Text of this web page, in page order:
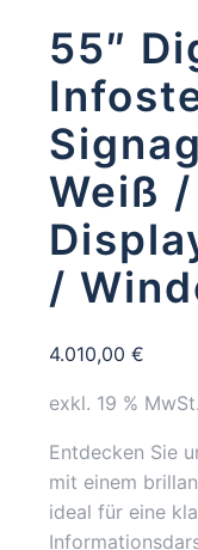
55″
Weiß
/
4.010,00 €
exkl. 19 % MwSt.
Entdecken Sie
mit einem
ideal für eine